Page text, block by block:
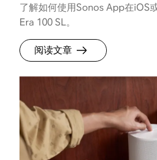
了解如何使用Sonos App在iOS
Era 100 SL。
阅读文章